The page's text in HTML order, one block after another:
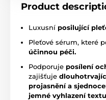
Product
Luxusní posilující
Pleťové sérum, které
účinnou péči.
Podporuje posílení
zajišťuje
projasnění a
jemné vyhlazení